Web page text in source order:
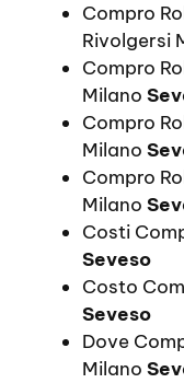
Compro
Rivolgersi
Compro
Milano
Compro
Milano
Compro
Milano
Costi
Seveso
Costo
Seveso
Dove
Milano